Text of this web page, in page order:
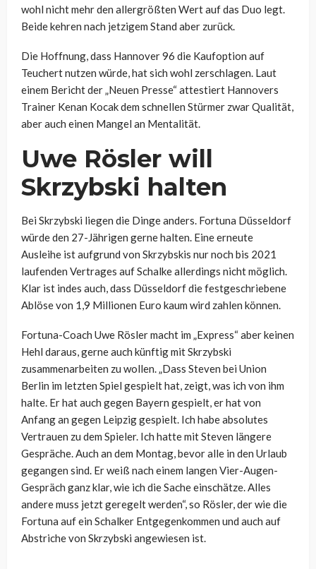
wohl nicht mehr den allergrößten Wert auf das Duo legt.
Beide kehren nach jetzigem Stand aber zurück.
Die Hoffnung, dass Hannover 96 die Kaufoption auf
Teuchert nutzen würde, hat sich wohl zerschlagen. Laut
einem Bericht der „Neuen Presse“ attestiert Hannovers
Trainer Kenan Kocak dem schnellen Stürmer zwar Qualität,
aber auch einen Mangel an Mentalität.
Uwe Rösler will
Skrzybski halten
Bei Skrzybski liegen die Dinge anders. Fortuna Düsseldorf
würde den 27-Jährigen gerne halten. Eine erneute
Ausleihe ist aufgrund von Skrzybskis nur noch bis 2021
laufenden Vertrages auf Schalke allerdings nicht möglich.
Klar ist indes auch, dass Düsseldorf die festgeschriebene
Ablöse von 1,9 Millionen Euro kaum wird zahlen können.
Fortuna-Coach Uwe Rösler macht im „Express“ aber keinen
Hehl daraus, gerne auch künftig mit Skrzybski
zusammenarbeiten zu wollen. „Dass Steven bei Union
Berlin im letzten Spiel gespielt hat, zeigt, was ich von ihm
halte. Er hat auch gegen Bayern gespielt, er hat von
Anfang an gegen Leipzig gespielt. Ich habe absolutes
Vertrauen zu dem Spieler. Ich hatte mit Steven längere
Gespräche. Auch an dem Montag, bevor alle in den Urlaub
gegangen sind. Er weiß nach einem langen Vier-Augen-
Gespräch ganz klar, wie ich die Sache einschätze. Alles
andere muss jetzt geregelt werden“, so Rösler, der wie die
Fortuna auf ein Schalker Entgegenkommen und auch auf
Abstriche von Skrzybski angewiesen ist.